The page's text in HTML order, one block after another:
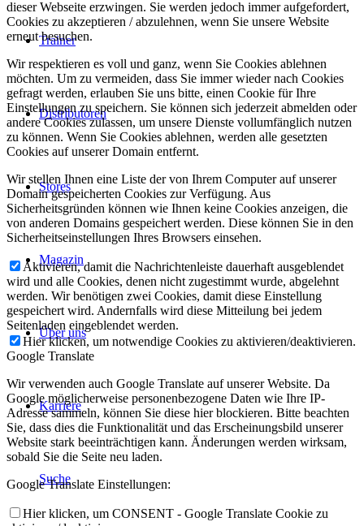
Trainer
Distributoren
Stores
Magazin
Über uns
Karriere
Suche
dieser Webseite erzwingen. Sie werden jedoch immer aufgefordert,
Cookies zu akzeptieren / abzulehnen, wenn Sie unsere Website
erneut besuchen.
Wir respektieren es voll und ganz, wenn Sie Cookies ablehnen
möchten. Um zu vermeiden, dass Sie immer wieder nach Cookies
gefragt werden, erlauben Sie uns bitte, einen Cookie für Ihre
Einstellungen zu speichern. Sie können sich jederzeit abmelden oder
andere Cookies zulassen, um unsere Dienste vollumfänglich nutzen
zu können. Wenn Sie Cookies ablehnen, werden alle gesetzten
Cookies auf unserer Domain entfernt.
Wir stellen Ihnen eine Liste der von Ihrem Computer auf unserer
Domain gespeicherten Cookies zur Verfügung. Aus
Sicherheitsgründen können wie Ihnen keine Cookies anzeigen, die
von anderen Domains gespeichert werden. Diese können Sie in den
Sicherheitseinstellungen Ihres Browsers einsehen.
Aktivieren, damit die Nachrichtenleiste dauerhaft ausgeblendet
wird und alle Cookies, denen nicht zugestimmt wurde, abgelehnt
werden. Wir benötigen zwei Cookies, damit diese Einstellung
gespeichert wird. Andernfalls wird diese Mitteilung bei jedem
Seitenladen eingeblendet werden.
Hier klicken, um notwendige Cookies zu aktivieren/deaktivieren.
Google Translate
Wir verwenden auch Google Translate auf unserer Website. Da
Google möglicherweise personenbezogene Daten wie Ihre IP-
Adresse sammeln, können Sie diese hier blockieren. Bitte beachten
Sie, dass dies die Funktionalität und das Erscheinungsbild unserer
Website stark beeinträchtigen kann. Änderungen werden wirksam,
sobald Sie die Seite neu laden.
Google Translate Einstellungen:
Hier klicken, um CONSENT - Google Translate Cookie zu